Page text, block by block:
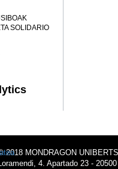
SOLIDARIO
2018 MONDRAGON
4. Apartado 23 -